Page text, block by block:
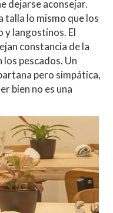
dejarse aconsejar.
talla lo mismo que los
y langostinos. El
constancia de la
los pescados. Un
pero simpática,
bien no es una